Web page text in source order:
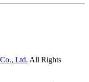
Ltd. All Rights